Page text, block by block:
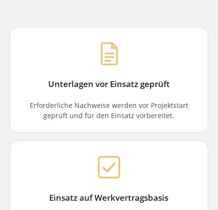
Unterlagen vor Einsatz geprüft
Erforderliche Nachweise werden vor Projektstart
geprüft und für den Einsatz vorbereitet.
Einsatz auf Werkvertragsbasis